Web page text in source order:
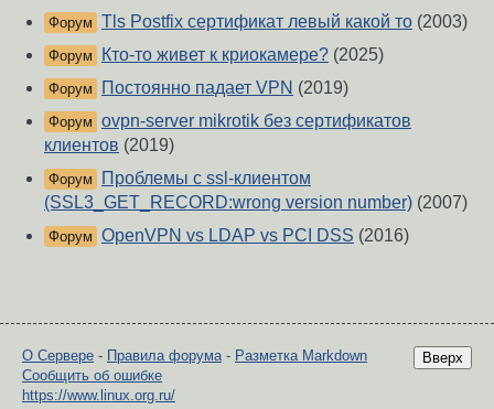
Форум Tls Postfix сертификат левый какой то (2003)
Форум Кто-то живет к криокамере? (2025)
Форум Постоянно падает VPN (2019)
Форум ovpn-server mikrotik без сертификатов
клиентов (2019)
Форум
Проблемы с ssl-клиентом
(SSL3_GET_RECORD:wrong version number) (2007)
Форум OpenVPN vs LDAP vs PCI DSS (2016)
Вверх
О Сервере - Правила форума- Разметка Markdown
Сообщить об ошибке
https://www.linux.org.ru/